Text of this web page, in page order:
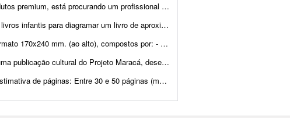
de design editorial e diagramação para revisar, modernizar e manter nosso cat&aac...
140 páginas. O conteúdo e as imagens já estão prontos. Precis...
por: - 380 páginas impressas a 1/1 cor (preto) em ior 90 grs. -...
Maracá, desenvolvido em Guaíra (SP). É importante que o p...
30 e 50 páginas (máximo). * Referências visuais: Ser...